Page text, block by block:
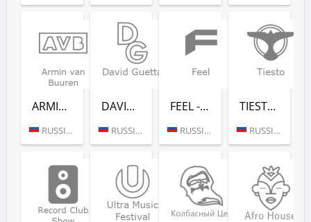
ARMIN VAN BUUREN - RADIO RECORD
RUSSIA (MOSCOW)
DAVID GUETTA - RADIO RECORD
RUSSIA (MOSCOW)
FEEL - RADIO RECORD
RUSSIA (MOSCOW)
TIESTO - RADIO RECORD
RUSSIA (MOSCOW)